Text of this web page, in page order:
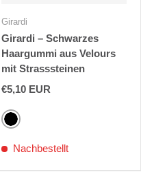
Girardi
Girardi – Schwarzes
Haargummi aus Velours
mit Strasssteinen
€5,10 EUR
Schwarz
Nachbestellt